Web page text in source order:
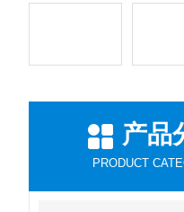
产品
PRODUCT